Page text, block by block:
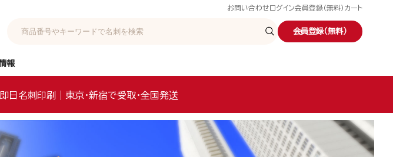
お問い合わせ ログイン会員登録（無料） カート
会員登録（無料）
報
即日名刺印刷｜東京・新宿で受取・全国発送